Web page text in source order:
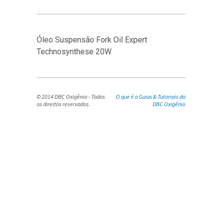
Óleo Suspensão Fork Oil Expert
Technosynthese 20W
© 2014 DBC Oxigênio - Todos
os direitos reservados.
O que é o Guias & Tutoriais da
DBC Oxigênio